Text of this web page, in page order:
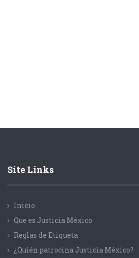
Site Links
Inicio
Que es Justicia México
Reglas de Etiqueta
¿Quién patrocina Justicia México?